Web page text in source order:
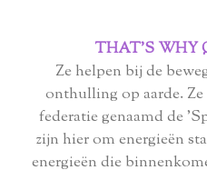
THAT'S WHY
Ze helpen bij de
onthulling op aarde.
federatie genaamd de
zijn hier om energieën
energieën die